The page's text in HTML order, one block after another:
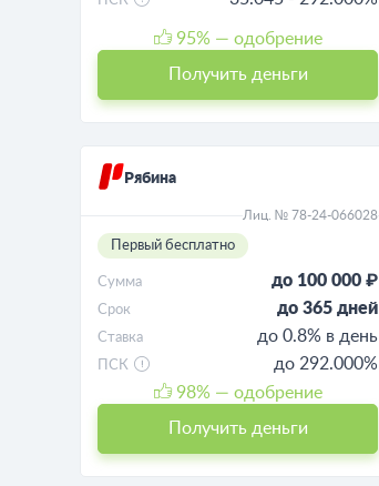
95% — одобрение
Получить деньги
Рябина
Лиц. № 78-24-066028
Первый бесплатно
Сумма до 100 000 ₽
Срок до 365 дней
Ставка до 0.8% в день
ПСК
до 292.000%
98% — одобрение
Получить деньги